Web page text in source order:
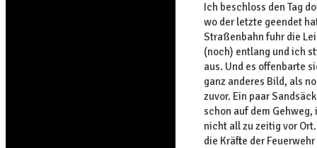
Ich beschloss den Tag
wo der letzte geendet
Straßenbahn fuhr die
(noch) entlang und ich
aus. Und es offenbarte
ganz anderes Bild, als
zuvor. Ein paar
schon auf dem
nicht all zu zeitig vor
die Kräfte der